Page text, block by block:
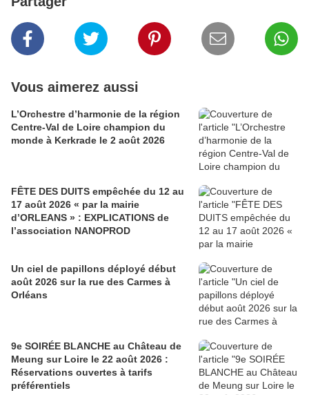
Vous aimerez aussi
L’Orchestre d’harmonie de la région
Centre-Val de Loire champion du
monde à Kerkrade le 2 août 2026
FÊTE DES DUITS empêchée du 12 au
17 août 2026 « par la mairie
d’ORLEANS » : EXPLICATIONS de
l’association NANOPROD
Un ciel de papillons déployé début
août 2026 sur la rue des Carmes à
Orléans
9e SOIRÉE BLANCHE au Château de
Meung sur Loire le 22 août 2026 :
Réservations ouvertes à tarifs
préférentiels